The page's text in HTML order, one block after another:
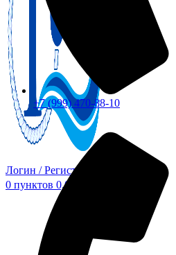
Логин / Регистрация
0 пунктов 0,00
+7 (999) 470-88-10